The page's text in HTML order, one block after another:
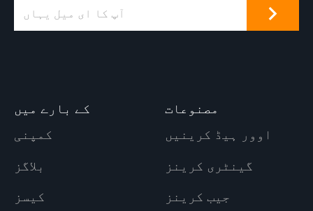
کے بارے میں
کمپنی
بلاگز
کیسز
مصنوعات
اوور ہیڈ کرینیں
گینٹری کرینز
جیب کرینز